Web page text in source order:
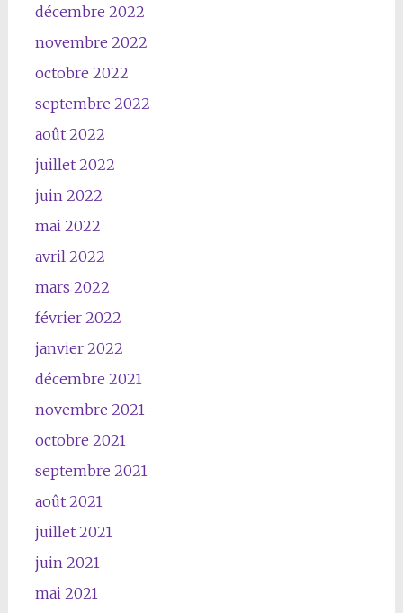
décembre 2022
novembre 2022
octobre 2022
septembre 2022
août 2022
juillet 2022
juin 2022
mai 2022
avril 2022
mars 2022
février 2022
janvier 2022
décembre 2021
novembre 2021
octobre 2021
septembre 2021
août 2021
juillet 2021
juin 2021
mai 2021